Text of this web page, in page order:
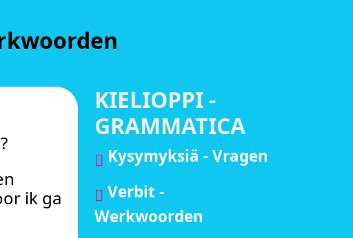
ik ga
KIELIOPPI -
GRAMMATICA
Kysymyksiä - Vragen
Verbit -
Werkwoorden